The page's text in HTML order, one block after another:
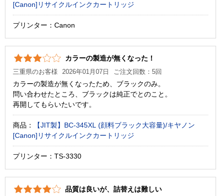
[Canon]リサイクルインクカートリッジ
プリンター：Canon
カラーの製造が無くなった！
三重県のお客様 2026年01月07日 ご注文回数：5回
カラーの製造が無くなったため、ブラックのみ。
問い合わせたところ、ブラックは純正でとのこと。
再開してもらいたいです。
商品：
【JIT製】BC-345XL (顔料ブラック大容量)/キヤノン
[Canon]リサイクルインクカートリッジ
プリンター：TS-3330
品質は良いが、詰替えは難しい